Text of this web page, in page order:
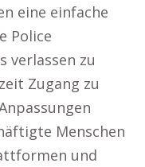
eine einfache
Police
verlassen zu
Zugang zu
Menschen
und